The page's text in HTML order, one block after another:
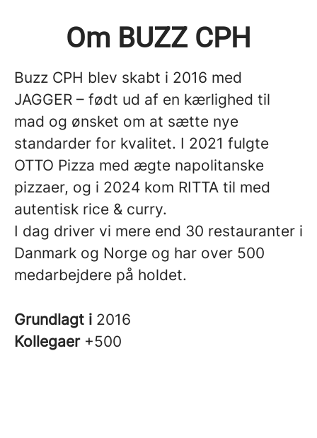
Om BUZZ CPH
Buzz CPH blev skabt i 2016 med
JAGGER – født ud af en kærlighed til
mad og ønsket om at sætte nye
standarder for kvalitet. I 2021 fulgte
OTTO Pizza med ægte napolitanske
pizzaer, og i 2024 kom RITTA til med
autentisk rice & curry.
I dag driver vi mere end 30 restauranter i
Danmark og Norge og har over 500
medarbejdere på holdet.
Grundlagt i 2016
Kollegaer +500